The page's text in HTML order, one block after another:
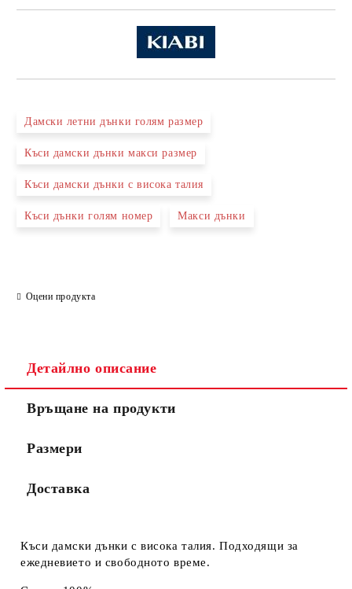
Дамски летни дънки голям размер
Къси дамски дънки макси размер
Къси дамски дънки с висока талия
Къси дънки голям номер Макси дънки
Оцени продукта
Детайлно описание
Връщане на продукти
Размери
Доставка
Къси дамски дънки с висока талия. Подходящи за
ежедневието и свободното време.